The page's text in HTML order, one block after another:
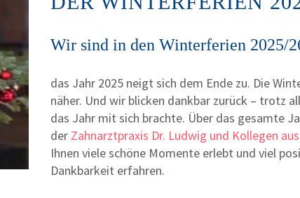
Wir sind in den Winterferien 2025/
das Jahr 2025 neigt sich dem Ende zu. Die
näher. Und wir blicken dankbar zurück – trotz
das Jahr mit sich brachte. Über das gesamte
der Zahnarztpraxis Dr. Ludwig und Kollegen
Ihnen viele schöne Momente erlebt und viel
Dankbarkeit erfahren.